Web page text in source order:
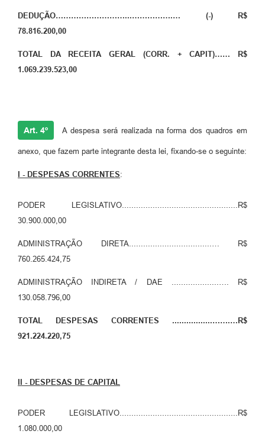
DEDUÇÃO………………………...…………….… (-) R$
78.816.200,00
TOTAL DA RECEITA GERAL (CORR. + CAPIT)…… R$
1.069.239.523,00
Art. 4º A despesa será realizada na forma dos quadros em
anexo, que fazem parte integrante desta lei, fixando-se o seguinte:
I - DESPESAS CORRENTES:
PODER LEGISLATIVO.................................................R$
30.900.000,00
ADMINISTRAÇÃO DIRETA...................................… R$
760.265.424,75
ADMINISTRAÇÃO INDIRETA / DAE ....................…. R$
130.058.796,00
TOTAL DESPESAS CORRENTES .................…….…R$
921.224.220,75
II - DESPESAS DE CAPITAL
PODER LEGISLATIVO..................................................R$
1.080.000,00